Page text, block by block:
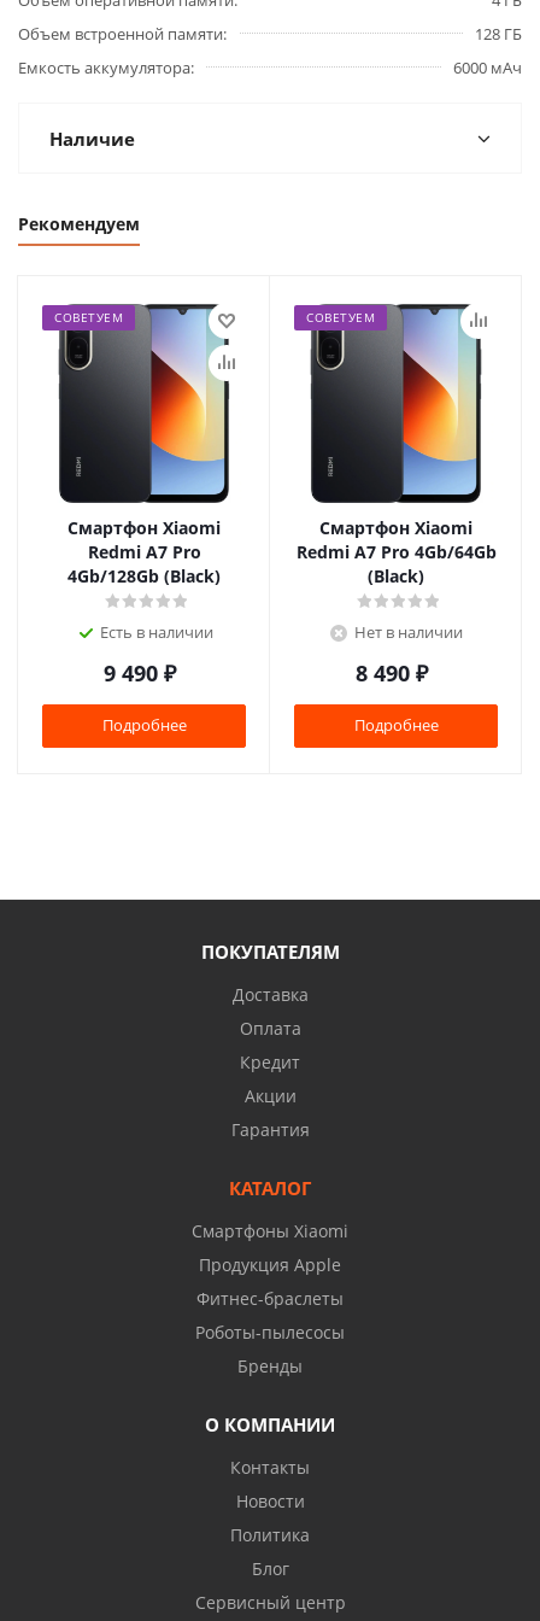
Объем встроенной памяти
128 ГБ
Емкость аккумулятора
6000 мАч
Наличие
Рекомендуем
СОВЕТУЕМ
Смартфон Xiaomi
Redmi A7 Pro
4Gb/128Gb (Black)
Есть в наличии
9 490 ₽
Подробнее
СОВЕТУЕМ
Смартфон Xiaomi
Redmi A7 Pro 4Gb/64Gb
(Black)
Нет в наличии
8 490 ₽
Подробнее
ПОКУПАТЕЛЯМ
Доставка
Оплата
Кредит
Акции
Гарантия
КАТАЛОГ
Смартфоны Xiaomi
Продукция Apple
Фитнес-браслеты
Роботы-пылесосы
Бренды
О КОМПАНИИ
Контакты
Новости
Политика
Блог
Сервисный центр